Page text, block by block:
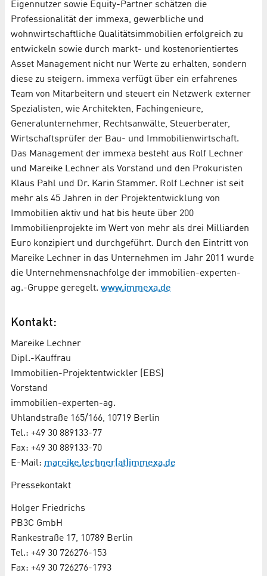
Eigennutzer sowie Equity-Partner schätzen die
Professionalität der immexa, gewerbliche und
wohnwirtschaftliche Qualitätsimmobilien erfolgreich zu
entwickeln sowie durch markt- und kostenorientiertes
Asset Management nicht nur Werte zu erhalten, sondern
diese zu steigern. immexa verfügt über ein erfahrenes
Team von Mitarbeitern und steuert ein Netzwerk externer
Spezialisten, wie Architekten, Fachingenieure,
Generalunternehmer, Rechtsanwälte, Steuerberater,
Wirtschaftsprüfer der Bau- und Immobilienwirtschaft.
Das Management der immexa besteht aus Rolf Lechner
und Mareike Lechner als Vorstand und den Prokuristen
Klaus Pahl und Dr. Karin Stammer. Rolf Lechner ist seit
mehr als 45 Jahren in der Projektentwicklung von
Immobilien aktiv und hat bis heute über 200
Immobilienprojekte im Wert von mehr als drei Milliarden
Euro konzipiert und durchgeführt. Durch den Eintritt von
Mareike Lechner in das Unternehmen im Jahr 2011 wurde
die Unternehmensnachfolge der immobilien-experten-
ag.-Gruppe geregelt. www.immexa.de
Kontakt:
Mareike Lechner
Dipl.-Kauffrau
Immobilien-Projektentwickler (EBS)
Vorstand
immobilien-experten-ag.
Uhlandstraße 165/166, 10719 Berlin
Tel.: +49 30 889133-77
Fax: +49 30 889133-70
E-Mail: mareike.lechner(at)immexa.de
Pressekontakt
Holger Friedrichs
PB3C GmbH
Rankestraße 17, 10789 Berlin
Tel.: +49 30 726276-153
Fax: +49 30 726276-1793